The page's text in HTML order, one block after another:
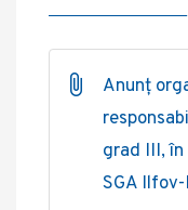
Anunț
grad III,
SGA